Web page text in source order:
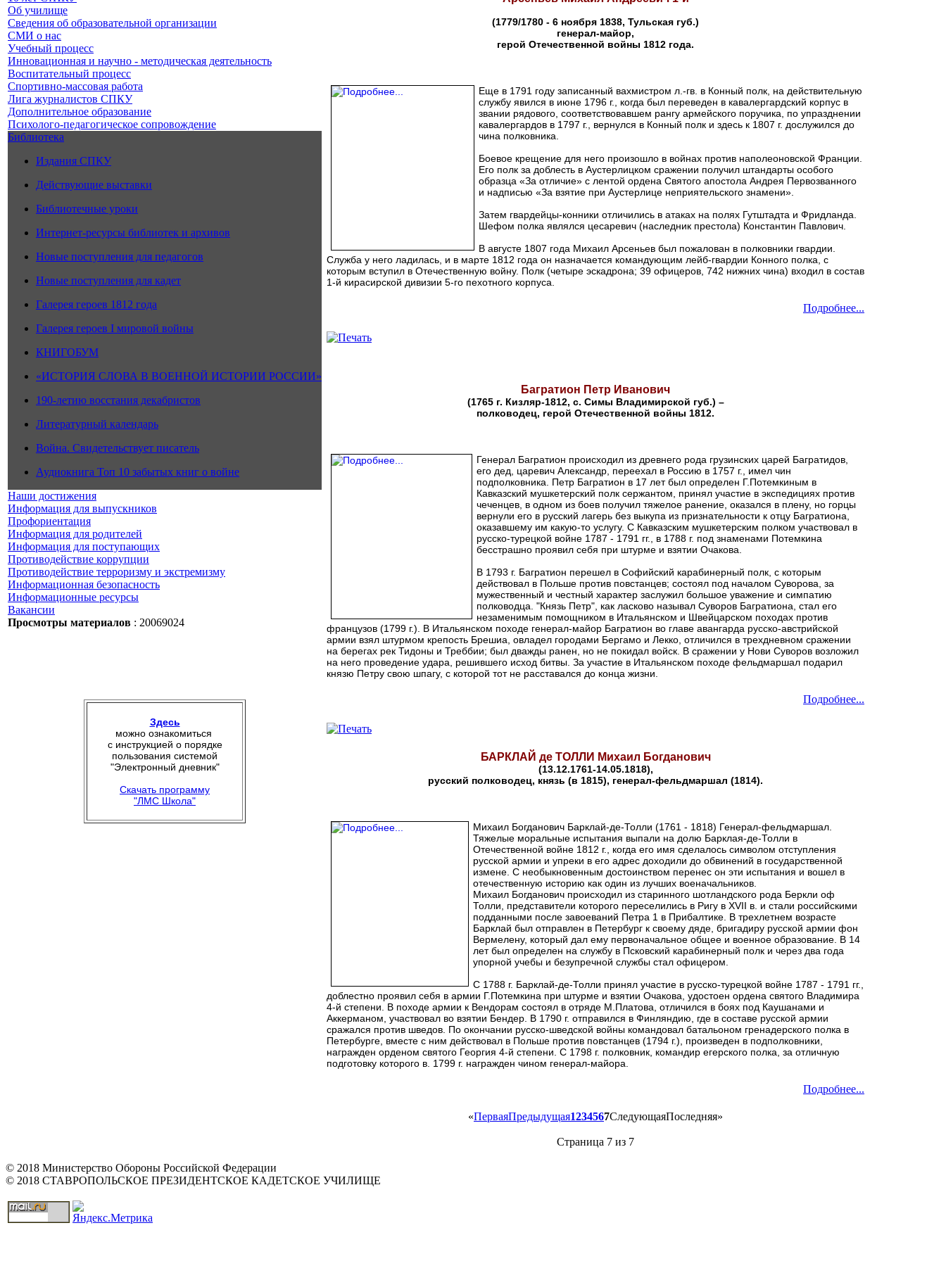
Об училище
Сведения об образовательной организации
СМИ о нас
Учебный процесс
Инновационная и научно - методическая деятельность
Воспитательный процесс
Спортивно-массовая работа
Лига журналистов СПКУ
Дополнительное образование
Психолого-педагогическое сопровождение
Библиотека
Издания СПКУ
Действующие выставки
Библиотечные уроки
Интернет-ресурсы библиотек и архивов
Новые поступления для педагогов
Новые поступления для кадет
Галерея героев 1812 года
Галерея героев I мировой войны
КНИГОБУМ
«ИСТОРИЯ СЛОВА В ВОЕННОЙ ИСТОРИИ РОССИИ»
190-летию восстания декабристов
Литературный календарь
Война. Свидетельствует писатель
Аудиокнига Топ 10 забытых книг о войне
Наши достижения
Информация для выпускников
Профориентация
Информация для родителей
Информация для поступающих
Противодействие коррупции
Противодействие терроризму и экстремизму
Информационная безопасность
Информационные ресурсы
Вакансии
Просмотры материалов : 20069024
Здесь
можно ознакомиться
с инструкцией о порядке
пользования системой
"Электронный дневник"
Скачать программу
"ЛМС Школа"
(1779/1780 - 6 ноября 1838, Тульская губ.)
генерал-майор,
герой Отечественной войны 1812 года.
Еще в 1791 году записанный вахмистром л.-гв. в Конный полк, на действительную
службу явился в июне 1796 г., когда был переведен в кавалергардский корпус в
звании рядового, соответствовавшем рангу армейского поручика, по упразднении
кавалергардов в 1797 г., вернулся в Конный полк и здесь к 1807 г. дослужился до
чина полковника.
Боевое крещение для него произошло в войнах против наполеоновской Франции.
Его полк за доблесть в Аустерлицком сражении получил штандарты особого
образца «За отличие» с лентой ордена Святого апостола Андрея Первозванного
и надписью «За взятие при Аустерлице неприятельского знамени».
Затем гвардейцы-конники отличились в атаках на полях Гутштадта и Фридланда.
Шефом полка являлся цесаревич (наследник престола) Константин Павлович.
В августе 1807 года Михаил Арсеньев был пожалован в полковники гвардии.
Служба у него ладилась, и в марте 1812 года он назначается командующим лейб-гвардии Конного полка, с
которым вступил в Отечественную войну. Полк (четыре эскадрона; 39 офицеров, 742 нижних чина) входил в состав
1-й кирасирской дивизии 5-го пехотного корпуса.
Подробнее...
Багратион Петр Иванович
(1765 г. Кизляр-1812, с. Симы Владимирской губ.) –
полководец, герой Отечественной войны 1812.
Генерал Багратион происходил из древнего рода грузинских царей Багратидов,
его дед, царевич Александр, переехал в Россию в 1757 г., имел чин
подполковника. Петр Багратион в 17 лет был определен Г.Потемкиным в
Кавказский мушкетерский полк сержантом, принял участие в экспедициях против
чеченцев, в одном из боев получил тяжелое ранение, оказался в плену, но горцы
вернули его в русский лагерь без выкупа из признательности к отцу Багратиона,
оказавшему им какую-то услугу. С Кавказским мушкетерским полком участвовал в
русско-турецкой войне 1787 - 1791 гг., в 1788 г. под знаменами Потемкина
бесстрашно проявил себя при штурме и взятии Очакова.
В 1793 г. Багратион перешел в Софийский карабинерный полк, с которым
действовал в Польше против повстанцев; состоял под началом Суворова, за
мужественный и честный характер заслужил большое уважение и симпатию
полководца. "Князь Петр", как ласково называл Суворов Багратиона, стал его
незаменимым помощником в Итальянском и Швейцарском походах против
французов (1799 г.). В Итальянском походе генерал-майор Багратион во главе авангарда русско-австрийской
армии взял штурмом крепость Брешиа, овладел городами Бергамо и Лекко, отличился в трехдневном сражении
на берегах рек Тидоны и Треббии; был дважды ранен, но не покидал войск. В сражении у Нови Суворов возложил
на него проведение удара, решившего исход битвы. За участие в Итальянском походе фельдмаршал подарил
князю Петру свою шпагу, с которой тот не расставался до конца жизни.
Подробнее...
БАРКЛАЙ де ТОЛЛИ Михаил Богданович
(13.12.1761-14.05.1818),
русский полководец, князь (в 1815), генерал-фельдмаршал (1814).
Михаил Богданович Барклай-де-Толли (1761 - 1818) Генерал-фельдмаршал.
Тяжелые моральные испытания выпали на долю Барклая-де-Толли в
Отечественной войне 1812 г., когда его имя сделалось символом отступления
русской армии и упреки в его адрес доходили до обвинений в государственной
измене. С необыкновенным достоинством перенес он эти испытания и вошел в
отечественную историю как один из лучших военачальников.
Михаил Богданович происходил из старинного шотландского рода Беркли оф
Толли, представители которого переселились в Ригу в XVII в. и стали российскими
подданными после завоеваний Петра 1 в Прибалтике. В трехлетнем возрасте
Барклай был отправлен в Петербург к своему дяде, бригадиру русской армии фон
Вермелену, который дал ему первоначальное общее и военное образование. В 14
лет был определен на службу в Псковский карабинерный полк и через два года
упорной учебы и безупречной службы стал офицером.
С 1788 г. Барклай-де-Толли принял участие в русско-турецкой войне 1787 - 1791 гг.,
доблестно проявил себя в армии Г.Потемкина при штурме и взятии Очакова, удостоен ордена святого Владимира
4-й степени. В походе армии к Вендорам состоял в отряде М.Платова, отличился в боях под Каушанами и
Аккерманом, участвовал во взятии Бендер. В 1790 г. отправился в Финляндию, где в составе русской армии
сражался против шведов. По окончании русско-шведской войны командовал батальоном гренадерского полка в
Петербурге, вместе с ним действовал в Польше против повстанцев (1794 г.), произведен в подполковники,
награжден орденом святого Георгия 4-й степени. С 1798 г. полковник, командир егерского полка, за отличную
подготовку которого в. 1799 г. награжден чином генерал-майора.
Подробнее...
«ПерваяПредыдущая1234567СледующаяПоследняя»
Страница 7 из 7
© 2018 Министерство Обороны Российской Федерации
© 2018 СТАВРОПОЛЬСКОЕ ПРЕЗИДЕНТСКОЕ КАДЕТСКОЕ УЧИЛИЩЕ